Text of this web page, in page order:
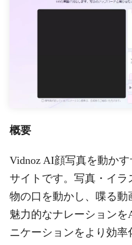
概要
Vidnoz AI顔写真を動か
サイトです。写真・イラ
物の口を動かし、喋る動
魅力的なナレーションを
ニケーションをより効率